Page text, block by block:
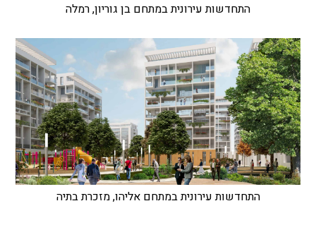
התחדשות עירונית במתחם בן גוריון, רמלה
התחדשות עירונית במתחם אליהו, מזכרת בתיה